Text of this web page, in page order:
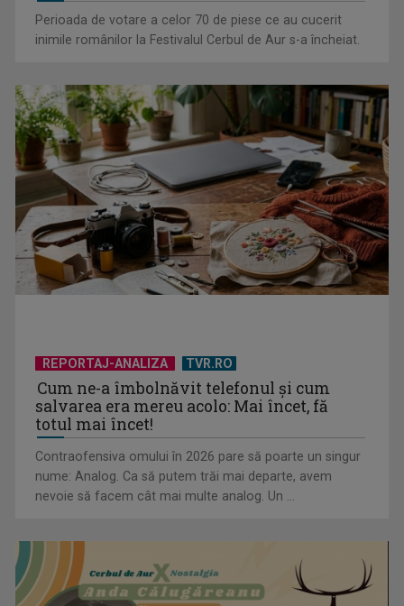
„Brazilia – întoarcerea la pădure”: salvarea vine din
înţelepciunea veche, ...
România, pe primul loc în clasamentul mondial al consumului
de alcool, ...
Perioada de votare a celor 70 de piese ce au cucerit
inimile românilor la Festivalul Cerbul de Aur s-a încheiat.
REPORTAJ-ANALIZA TVR.RO
Cum ne-a îmbolnăvit telefonul și cum
salvarea era mereu acolo: Mai încet, fă
totul mai încet!
Contraofensiva omului în 2026 pare să poarte un singur
nume: Analog. Ca să putem trăi mai departe, avem
nevoie să facem cât mai multe analog. Un ...